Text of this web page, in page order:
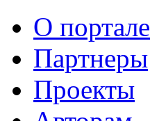
О портале
Партнеры
Проекты